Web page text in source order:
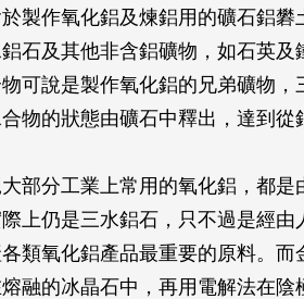
製作氧化鋁及煉鋁用的礦石鋁礬
石及其他非含鋁礦物，如石英
可說是製作氧化鋁的兄弟礦物
物的狀態由礦石中釋出，達到從
部分工業上常用的氧化鋁，都
上仍是三水鋁石，只不過是經
類氧化鋁產品最重要的原料。
融的冰晶石中，再用電解法在